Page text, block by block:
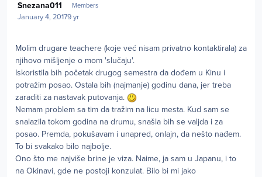
Snezana011 Members
January 4, 20179 yr
Molim drugare teachere (koje već nisam privatno kontaktirala) za
njihovo mišljenje o mom 'slučaju'.
Iskoristila bih početak drugog semestra da dođem u Kinu i
potražim posao. Ostala bih (najmanje) godinu dana, jer treba
zaraditi za nastavak putovanja.
Nemam problem sa tim da tražim na licu mesta. Kud sam se
snalazila tokom godina na drumu, snašla bih se valjda i za
posao. Premda, pokušavam i unapred, onlajn, da nešto nađem.
To bi svakako bilo najbolje.
Ono što me najviše brine je viza. Naime, ja sam u Japanu, i to
na Okinavi, gde ne postoji konzulat. Bilo bi mi jako